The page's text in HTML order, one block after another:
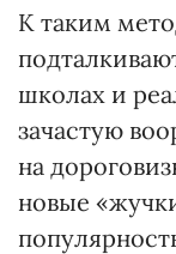
К таким
школах и
зачастую
на
новые